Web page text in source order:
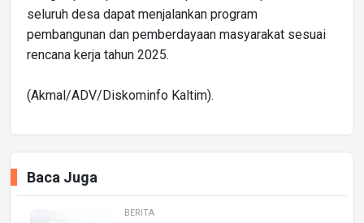
seluruh desa dapat menjalankan program
pembangunan dan pemberdayaan masyarakat sesuai
rencana kerja tahun 2025.
(Akmal/ADV/Diskominfo Kaltim).
Baca Juga
BERITA